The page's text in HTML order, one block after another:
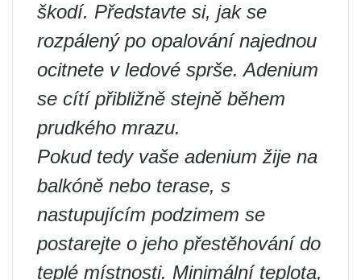
škodí. Představte si, jak se
rozpálený po opalování najednou
ocitnete v ledové sprše. Adenium
se cítí přibližně stejně během
prudkého mrazu.
Pokud tedy vaše adenium žije na
balkóně nebo terase, s
nastupujícím podzimem se
postarejte o jeho přestěhování do
teplé místnosti. Minimální teplota,